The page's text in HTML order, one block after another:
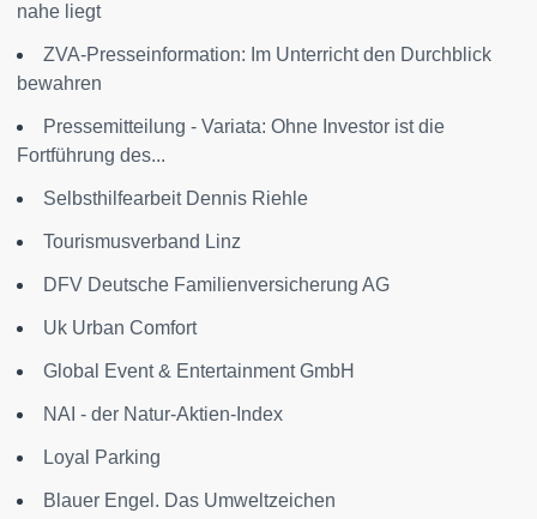
nahe liegt
ZVA-Presseinformation: Im Unterricht den Durchblick
bewahren
Pressemitteilung - Variata: Ohne Investor ist die
Fortführung des...
Selbsthilfearbeit Dennis Riehle
Tourismusverband Linz
DFV Deutsche Familienversicherung AG
Uk Urban Comfort
Global Event & Entertainment GmbH
NAI - der Natur-Aktien-Index
Loyal Parking
Blauer Engel. Das Umweltzeichen